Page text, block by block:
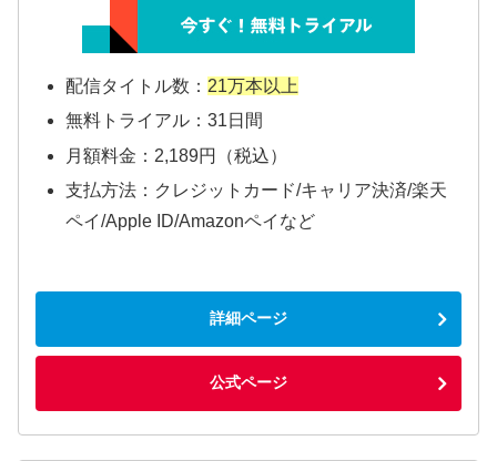
配信タイトル数： 21万本以上
無料トライアル：31日間
月額料金：2,189円（税込）
支払方法：クレジットカード/キャリア決済/楽天
ペイ/Apple ID/Amazonペイなど
詳細ページ
公式ページ